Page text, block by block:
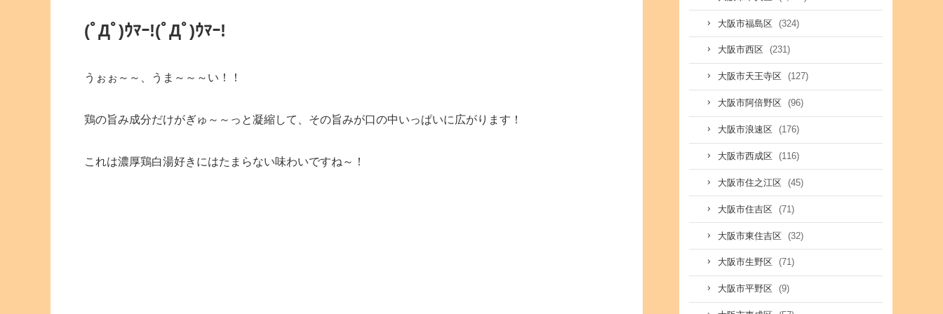
(ﾟДﾟ)ｳﾏｰ!(ﾟДﾟ)ｳﾏｰ!
うぉぉ～～、うま～～～い！！
鶏の旨み成分だけがぎゅ～～っと凝縮して、その旨みが口の中いっぱいに広がります！
これは濃厚鶏白湯好きにはたまらない味わいですね～！
大阪市福島区 (324)
大阪市西区 (231)
大阪市天王寺区 (127)
大阪市阿倍野区 (96)
大阪市浪速区 (176)
大阪市西成区 (116)
大阪市住之江区 (45)
大阪市住吉区 (71)
大阪市東住吉区 (32)
大阪市生野区 (71)
大阪市平野区 (9)